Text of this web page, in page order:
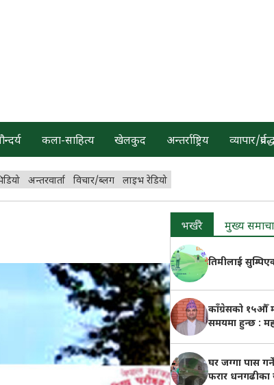
कला-साहित्य खेलकुद अन्तर्राष्ट्रिय व्यापार/
अन्तरवार्ता विचार/ब्लग लाइभ रेडियो
भर्खरै मुख्य
तिमीलाई
काँग्रेसको १५औँ
समयमा हुन्छ :
घर जग्गा पास
फरार